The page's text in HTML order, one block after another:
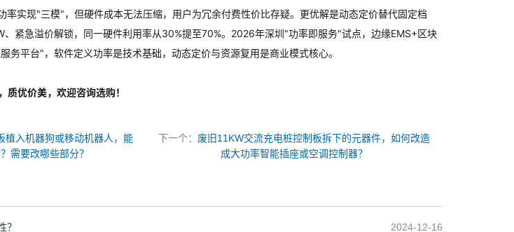
率实现"三模"，但硬件成本无法压缩，用户为冗余付费性价比存疑。更优解是动态定价替代固定档
紧急溢价解锁，同一硬件利用率从30%提至70%。2026年深圳"功率即服务"试点，边缘EMS+区块
务平台"，软件定义功率是技术基础，动态定价与资源复用是商业模式核心。
，质优价美，欢迎咨询选购！
植入机器狗或移动机器人，能
需要改哪些部分？
下一个： 废旧11KW交流充电桩控制板拆下的元器件，如何改造
成大功率智能插座或空调控制器？
？ 2024-12-16